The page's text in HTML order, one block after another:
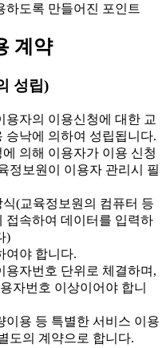
하도록 만들어진 포인트
계약
성립)
자의 이용신청에 대한 교
승낙에 의하여 성립됩니다.
의해 이용자가 이용 신청
정보원이 이용자 관리시 필
(교육정보원의 컴퓨터 등
접속하여 데이터를 입력하
)
여야 합니다.
자번호 단위로 체결하며,
자번호 이상이어야 합니
용 등 특별한 서비스 이용
도의 계약으로 합니다.